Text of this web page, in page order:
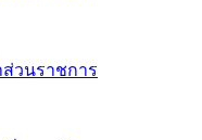
วนราชการ
ถยนต์และรถ
ธุรกิจที่ควบคุมสัญญา
และ ประกาศคณะ